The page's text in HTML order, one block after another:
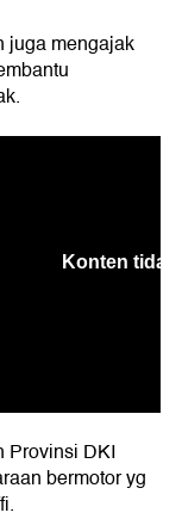
juga mengajak
Provinsi DKI
bermotor yg